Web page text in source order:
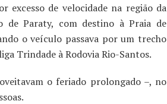
excesso de velocidade na região da
de Paraty, com destino à Praia de
o veículo passava por um trecho
Trindade à Rodovia Rio-Santos.
o feriado prolongado –, no